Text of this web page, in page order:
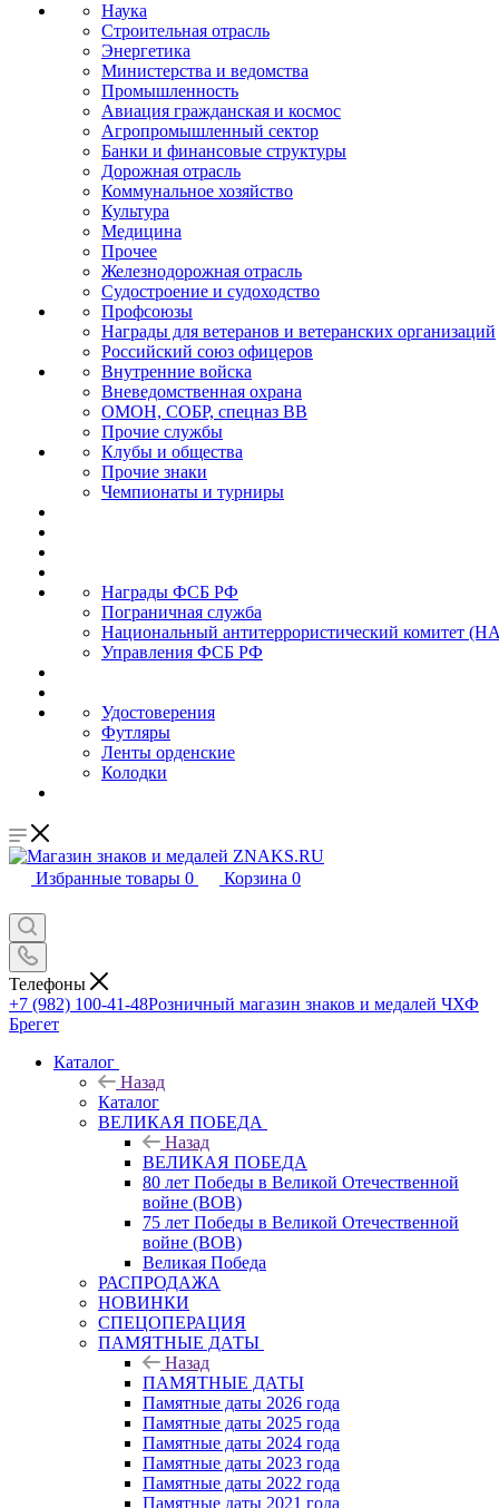
Наука
Строительная отрасль
Энергетика
Министерства и ведомства
Промышленность
Авиация гражданская и космос
Агропромышленный сектор
Банки и финансовые структуры
Дорожная отрасль
Коммунальное хозяйство
Культура
Медицина
Прочее
Железнодорожная отрасль
Судостроение и судоходство
Профсоюзы
Награды для ветеранов и ветеранских организаций
Российский союз офицеров
Внутренние войска
Вневедомственная охрана
ОМОН, СОБР, спецназ ВВ
Прочие службы
Клубы и общества
Прочие знаки
Чемпионаты и турниры
Награды ФСБ РФ
Пограничная служба
Национальный антитеррористический комитет
Управления ФСБ РФ
Удостоверения
Футляры
Ленты орденские
Колодки
Избранные товары 0 Корзина 0
Телефоны
+7 (982) 100-41-48Розничный магазин знаков и медалей ЧХФ
Брегет
Каталог
Назад
Каталог
ВЕЛИКАЯ ПОБЕДА
Назад
ВЕЛИКАЯ ПОБЕДА
80 лет Победы в Великой Отечественной
войне (ВОВ)
75 лет Победы в Великой Отечественной
войне (ВОВ)
Великая Победа
РАСПРОДАЖА
НОВИНКИ
СПЕЦОПЕРАЦИЯ
ПАМЯТНЫЕ ДАТЫ
Назад
ПАМЯТНЫЕ ДАТЫ
Памятные даты 2026 года
Памятные даты 2025 года
Памятные даты 2024 года
Памятные даты 2023 года
Памятные даты 2022 года
Памятные даты 2021 года